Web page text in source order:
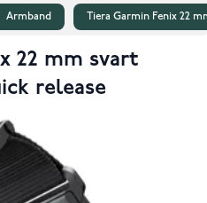
Armband Tiera Garmin Fenix 22
22 mm svart
release